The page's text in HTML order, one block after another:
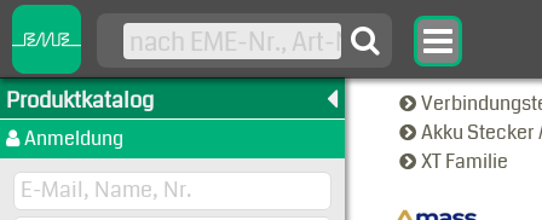
Produktkatalog
Anmeldung
Akku
XT Familie